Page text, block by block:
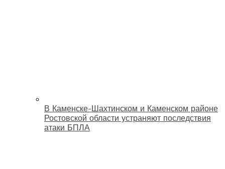
В Каменске-Шахтинском и Каменском районе
Ростовской области устраняют последствия
атаки БПЛА